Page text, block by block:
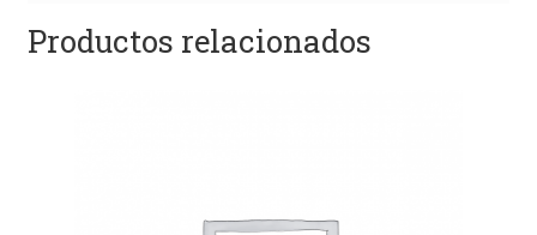
Productos relacionados